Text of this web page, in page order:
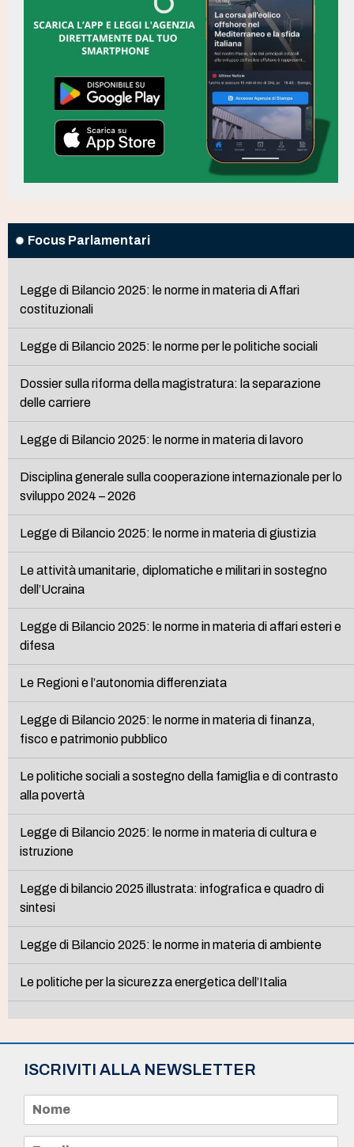
Focus Parlamentari
Legge di Bilancio 2025: le norme in materia di Affari
costituzionali
Legge di Bilancio 2025: le norme per le politiche sociali
Dossier sulla riforma della magistratura: la separazione
delle carriere
Legge di Bilancio 2025: le norme in materia di lavoro
Disciplina generale sulla cooperazione internazionale per lo
sviluppo 2024 – 2026
Legge di Bilancio 2025: le norme in materia di giustizia
Le attività umanitarie, diplomatiche e militari in sostegno
dell’Ucraina
Legge di Bilancio 2025: le norme in materia di affari esteri e
difesa
Le Regioni e l’autonomia differenziata
Legge di Bilancio 2025: le norme in materia di finanza,
fisco e patrimonio pubblico
Le politiche sociali a sostegno della famiglia e di contrasto
alla povertà
Legge di Bilancio 2025: le norme in materia di cultura e
istruzione
Legge di bilancio 2025 illustrata: infografica e quadro di
sintesi
Legge di Bilancio 2025: le norme in materia di ambiente
Le politiche per la sicurezza energetica dell’Italia
ISCRIVITI ALLA NEWSLETTER
m
e